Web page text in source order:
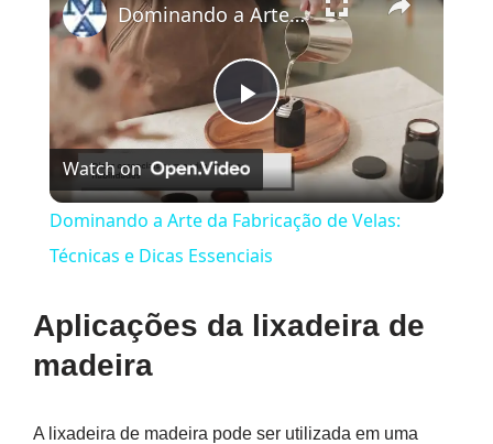
Play
Video
Dominando a Arte da Fabricação de Velas: Técnicas e Dicas Essenciais
Watch on
Dominando a Arte da Fabricação de Velas:
Técnicas e Dicas Essenciais
Aplicações da lixadeira de
madeira
A lixadeira de madeira pode ser utilizada em uma